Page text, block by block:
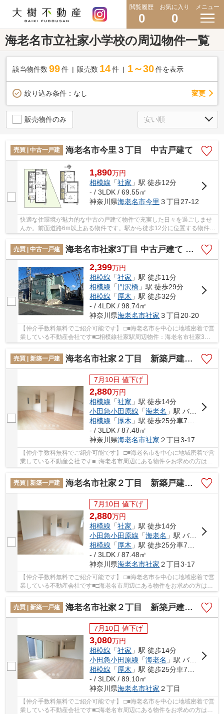
閲覧履歴
0
お気に入り
0
メニュー
海老名市立社家小学校の周辺物件一覧
該当物件数 99件 販売数 14 件 1～30 件を表示
絞り込み条件： なし 変更
販売物件のみ
売買 | 中古一戸建 海老名市今里３丁目 中古戸建て
1,890万円
相模線 「社家 」駅 徒歩12分
- / 3LDK / 69.55㎡
神奈川県海老名市今里 ３丁目27-12
快適な住環境が魅力的な中古の戸建て物件で充実した日々を過ごしませ
んか。前面道路6m以上ある物件です。駅から徒歩12分に位置する物件で
売買 | 中古一戸建
海老名市社家3丁目 中古戸建て 全1棟【仲介手数料無料】
2,399万円
相模線 「社家 」駅 徒歩11分
相模線 「 門沢橋 」駅 徒歩29分
相模線 「厚木 」駅 徒歩32分
- / 4LDK / 98.74㎡
神奈川県海老名市社家 ３丁目20-20
【仲介手数料無料でご紹介可能です】 □■海老名市を中心に地域密着で営
業している不動産会社です■□相模線社家駅周辺物件：海老名市社家3丁
売買 | 新築一戸建
海老名市社家２丁目 新築戸建て 全10棟 【仲介手数料無料】
7月10日 値下げ
2,880万円
相模線 「社家 」駅 徒歩14分
小田急小田原線 「海老名 」駅 バス9分 「今里」 停歩9分
相模線 「厚木 」駅 徒歩25分車7分 2.4km
- / 3LDK / 87.48㎡
神奈川県海老名市社家 ２丁目3-17
【仲介手数料無料でご紹介可能です】 □■海老名市を中心に地域密着で営
業している不動産会社です■□海老名市周辺にある物件をお求めの方は
売買 | 新築一戸建
海老名市社家２丁目 新築戸建て 全10棟 【仲介手数料無料】
7月10日 値下げ
2,880万円
相模線 「社家 」駅 徒歩14分
小田急小田原線 「海老名 」駅 バス9分 「今里」 停歩9分
相模線 「厚木 」駅 徒歩25分車7分 2.4km
- / 3LDK / 87.48㎡
神奈川県海老名市社家 ２丁目3-17
【仲介手数料無料でご紹介可能です】 □■海老名市を中心に地域密着で営
業している不動産会社です■□海老名市周辺にある物件をお求めの方は
「海老名市社家２丁目 新築戸建て 全10棟 【...
売買 | 新築一戸建
海老名市社家２丁目 新築戸建て 全10棟 【仲介手数料無料】
7月10日 値下げ
3,080万円
相模線 「社家 」駅 徒歩14分
小田急小田原線 「海老名 」駅 バス9分 「今里」 停歩9分
相模線 「厚木 」駅 徒歩25分車7分 2.4km
- / 3LDK / 89.10㎡
神奈川県海老名市社家 ２丁目
【仲介手数料無料でご紹介可能です】 □■海老名市を中心に地域密着で営
業している不動産会社です■□海老名市周辺にある物件をお求めの方は